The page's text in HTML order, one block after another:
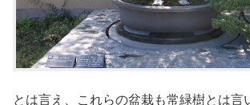
とは言え、これらの盆栽も常緑樹とは言